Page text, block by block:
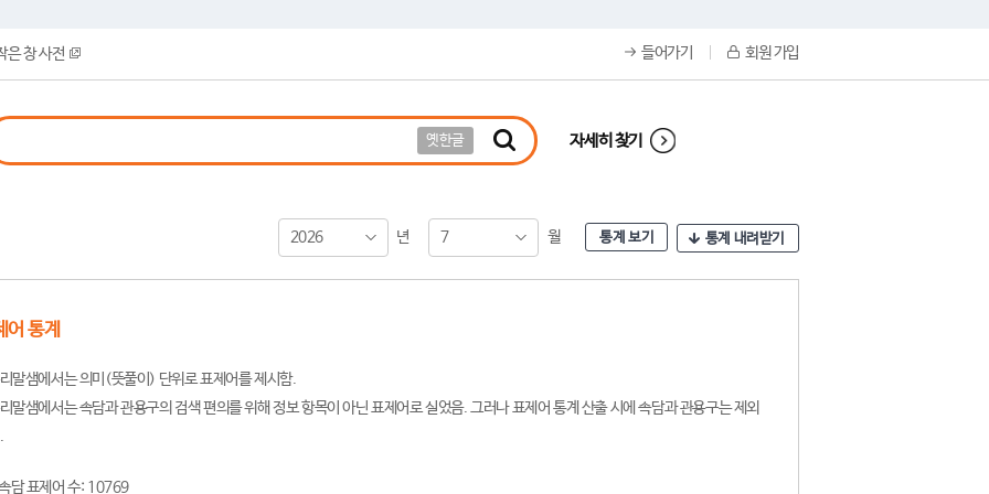
은 창 사전 들어가기 회원 가입
옛한글 자세히 찾기
2026 년 7 월 통계 보기 통계 내려받기
어 통계
말샘에서는 의미(뜻풀이) 단위로 표제어를 제시함.
말샘에서는 속담과 관용구의 검색 편의를 위해 정보 항목이 아닌 표제어로 실었음. 그러나 표제어 통계 산출 시에 속담과 관용구는 제외
담 표제어 수: 10769